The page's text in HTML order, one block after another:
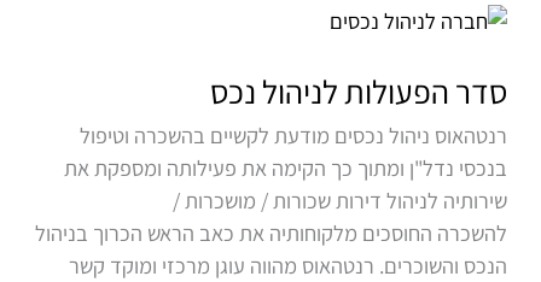
סדר הפעולות לניהול נכס
רנטהאוס ניהול נכסים מודעת לקשיים בהשכרה וטיפול
בנכסי נדל"ן ומתוך כך הקימה את פעילותה ומספקת את
שירותיה לניהול דירות שכורות / מושכרות /
להשכרה החוסכים מלקוחותיה את כאב הראש הכרוך בניהול
הנכס והשוכרים. רנטהאוס מהווה עוגן מרכזי ומוקד קשר
סדר
לניהול